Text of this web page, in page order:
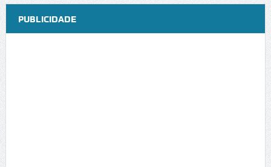
PUBLICIDADE